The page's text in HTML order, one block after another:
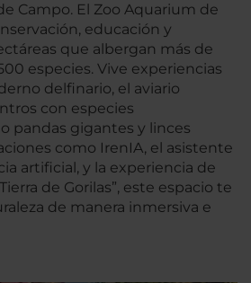
Campo. El Zoo Aquarium de
educación y
que albergan más de
especies. Vive experiencias
delfinario, el aviario
con especies
pandas gigantes y linces
como IrenIA, el asistente
artificial, y la experiencia de
de Gorilas”, este espacio te
de manera inmersiva e